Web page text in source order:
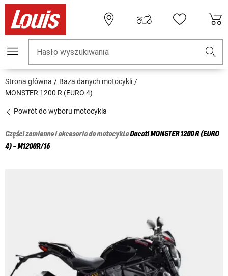
Hasło wyszukiwania
Strona główna
Baza danych motocykli
MONSTER 1200 R (EURO 4)
Powrót do wyboru motocykla
Części zamienne i akcesoria do motocyklaDucatiMONSTER 1200 R (EURO
4) - M1200R/16